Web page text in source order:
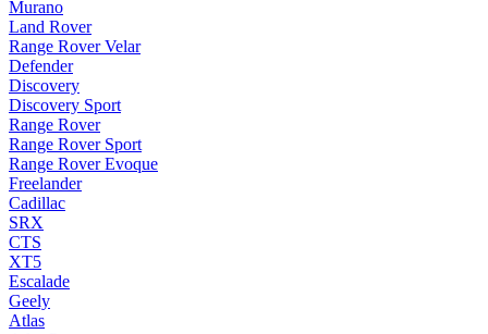
Murano
Land Rover
Range Rover Velar
Defender
Discovery
Discovery Sport
Range Rover
Range Rover Sport
Range Rover Evoque
Freelander
Cadillac
SRX
CTS
XT5
Escalade
Geely
Atlas